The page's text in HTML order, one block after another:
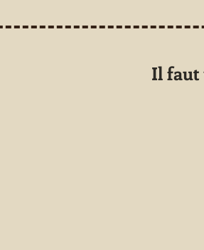
Il faut